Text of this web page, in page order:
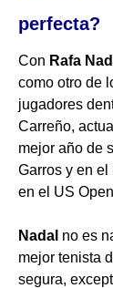
perfecta?
Con Rafa
como otro de
jugadores
Carreño,
mejor año de
Garros y en
en el US
Nadal no es
mejor tenista
segura,